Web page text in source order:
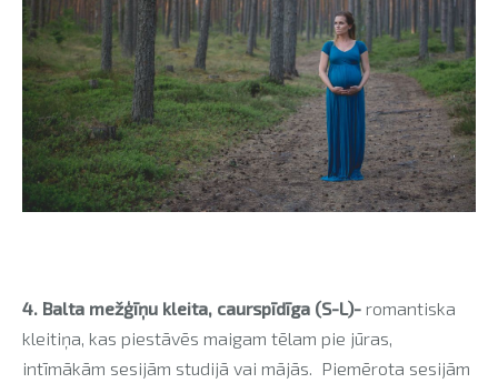
4. Balta mežģīņu kleita, caurspīdīga (S-L)- romantiska
kleitiņa, kas piestāvēs maigam tēlam pie jūras,
intīmākām sesijām studijā vai mājās. Piemērota sesijām